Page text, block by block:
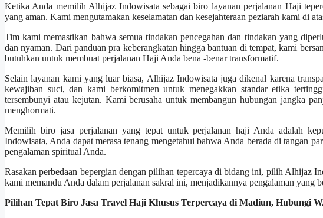
Ketika Anda memilih Alhijaz Indowisata sebagai biro layanan perjalanan Haji
yang aman. Kami mengutamakan keselamatan dan kesejahteraan peziarah kami di
Tim kami memastikan bahwa semua tindakan pencegahan dan tindakan yang
dan nyaman. Dari panduan pra keberangkatan hingga bantuan di tempat, kami
butuhkan untuk membuat perjalanan Haji Anda bena -benar transformatif.
Selain layanan kami yang luar biasa, Alhijaz Indowisata juga dikenal karena
kewajiban suci, dan kami berkomitmen untuk menegakkan standar etika
tersembunyi atau kejutan. Kami berusaha untuk membangun hubungan jangka
menghormati.
Memilih biro jasa perjalanan yang tepat untuk perjalanan haji Anda adalah
Indowisata, Anda dapat merasa tenang mengetahui bahwa Anda berada di tangan
pengalaman spiritual Anda.
Rasakan perbedaan bepergian dengan pilihan tepercaya di bidang ini, pilih Alhijaz
kami memandu Anda dalam perjalanan sakral ini, menjadikannya pengalaman yang
Pilihan Tepat Biro Jasa Travel Haji Khusus Terpercaya di Madiun, Hubungi